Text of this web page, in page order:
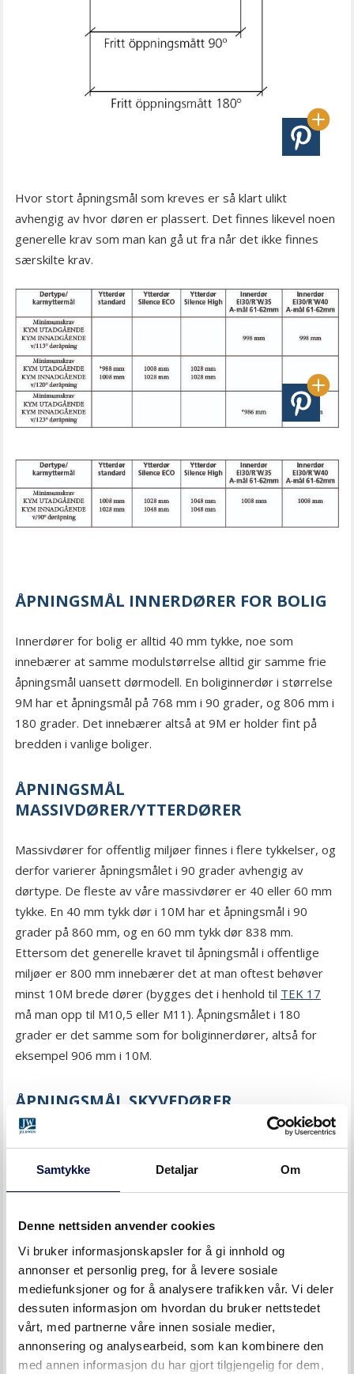
Samtykke Detaljar Om
Denne nettsiden anvender cookies
Vi bruker informasjonskapsler for å gi innhold og
annonser et personlig preg, for å levere sosiale
mediefunksjoner og for å analysere trafikken vår. Vi deler
dessuten informasjon om hvordan du bruker nettstedet
vårt, med partnerne våre innen sosiale medier,
annonsering og analysearbeid, som kan kombinere den
med annen informasjon du har gjort tilgjengelig for dem,
Hvor stort åpningsmål som kreves er så klart ulikt
avhengig av hvor døren er plassert. Det finnes likevel noen
generelle krav som man kan gå ut fra når det ikke finnes
særskilte krav.
ÅPNINGSMÅL INNERDØRER FOR BOLIG
Innerdører for bolig er alltid 40 mm tykke, noe som
innebærer at samme modulstørrelse alltid gir samme frie
åpningsmål uansett dørmodell. En boliginnerdør i størrelse
9M har et åpningsmål på 768 mm i 90 grader, og 806 mm i
180 grader. Det innebærer altså at 9M er holder fint på
bredden i vanlige boliger.
ÅPNINGSMÅL
MASSIVDØRER/YTTERDØRER
Massivdører for offentlig miljøer finnes i flere tykkelser, og
derfor varierer åpningsmålet i 90 grader avhengig av
dørtype. De fleste av våre massivdører er 40 eller 60 mm
tykke. En 40 mm tykk dør i 10M har et åpningsmål i 90
grader på 860 mm, og en 60 mm tykk dør 838 mm.
Ettersom det generelle kravet til åpningsmål i offentlige
miljøer er 800 mm innebærer det at man oftest behøver
minst 10M brede dører (bygges det i henhold til TEK 17
må man opp til M10,5 eller M11). Åpningsmålet i 180
grader er det samme som for boliginnerdører, altså for
eksempel 906 mm i 10M.
ÅPNINGSMÅL SKYVEDØRER
Med skyvedører er det viktig å være oppmerksom på
her angir vi derfor to ulike åpningsmål, et uten lås og et
at man oftest behøver å gå opp en størrelse på bredden
når døren skal utstyres med lås.
Åpningsmålet er ulikt for innfelt og utenpåliggende
skyvedører. En innfelt skyvedør i 10M har et åpningsmål på
907 mm uten lås og 827 mm med lås. En utenpåliggende
skyvedør har åpningsmål 930 mm uten lås og 850 mm med
lås.